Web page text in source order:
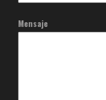
Mensaje